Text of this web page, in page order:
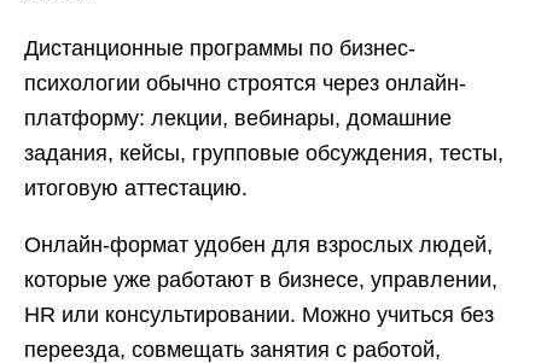
Дистанционные программы по бизнес-
психологии обычно строятся через онлайн-
платформу: лекции, вебинары, домашние
задания, кейсы, групповые обсуждения, тесты,
итоговую аттестацию.
Онлайн-формат удобен для взрослых людей,
которые уже работают в бизнесе, управлении,
HR или консультировании. Можно учиться без
переезда, совмещать занятия с работой,